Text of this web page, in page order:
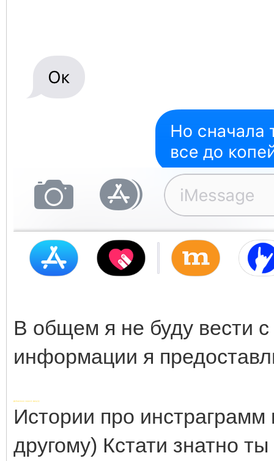
В общем я не буду вести
информации я
Добавлено через 1 минуту
Истории про инстраграмм
другому) Кстати знатно